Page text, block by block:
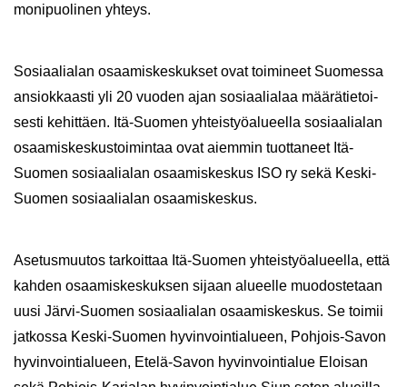
mo­ni­puo­li­nen yh­teys.
So­si­aa­lia­lan osaa­mis­kes­kuk­set ovat toi­mi­neet Suo­mes­sa
an­siok­kaas­ti yli 20 vuo­den ajan so­si­aa­lia­laa mää­rä­tie­toi­
ses­ti ke­hit­täen. Itä-​Suomen yh­teis­työ­alu­eel­la so­si­aa­lia­lan
osaa­mis­kes­kus­toi­min­taa ovat ai­em­min tuot­ta­neet Itä-​
Suomen so­si­aa­lia­lan osaa­mis­kes­kus ISO ry sekä Keski-​
Suomen so­si­aa­lia­lan osaa­mis­kes­kus.
Ase­tus­muu­tos tar­koit­taa Itä-​Suomen yh­teis­työ­alu­eel­la, että
kah­den osaa­mis­kes­kuk­sen si­jaan alu­eel­le muo­dos­te­taan
uusi Järvi-​Suomen so­si­aa­lia­lan osaa­mis­kes­kus. Se toi­mii
jat­kos­sa Keski-​Suomen hy­vin­voin­tia­lu­een, Pohjois-​Savon
hy­vin­voin­tia­lu­een, Etelä-​Savon hy­vin­voin­tia­lue Eloi­san